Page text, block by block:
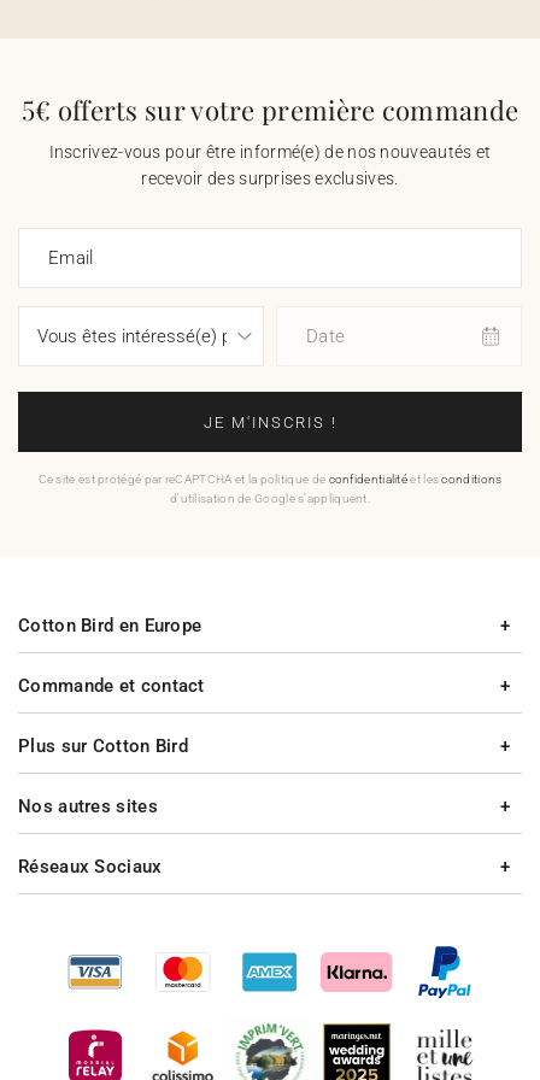
5€ offerts sur votre première commande
Inscrivez-vous pour être informé(e) de nos nouveautés et
recevoir des surprises exclusives.
Email
Date
JE M'INSCRIS !
Ce site est protégé par reCAPTCHA et la politique de confidentialitéet lesconditions
d'utilisation de Google s'appliquent.
Commande et contact
Plus sur Cotton Bird
Cotton Bird en Europe
Nos autres sites
Réseaux Sociaux